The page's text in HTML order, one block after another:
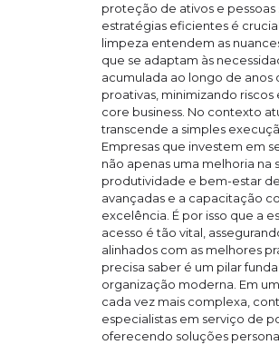
proteção de ativos e
estratégias eficientes é
limpeza entendem as
que se adaptam às
acumulada ao longo de
proativas, minimizando
core business. No contexto
transcende a simples
Empresas que investem em
não apenas uma melhoria
produtividade e bem-estar
avançadas e a capacitação
excelência. É por isso que a
acesso é tão vital,
alinhados com as melhores
precisa saber é um pilar
organização moderna. Em
cada vez mais complexa,
especialistas em serviço de
oferecendo soluções